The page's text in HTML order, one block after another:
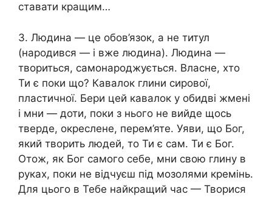
ставати кращим…
3. Людина — це обов’язок, а не титул
(народився — і вже людина). Людина —
твориться, самонароджується. Власне, хто
Ти є поки що? Кавалок глини сирової,
пластичної. Бери цей кавалок у обидві жмені
і мни — доти, поки з нього не вийде щось
тверде, окреслене, перем’яте. Уяви, що Бог,
який творить людей, то Ти є сам. Ти є Бог.
Отож, як Бог самого себе, мни свою глину в
руках, поки не відчуєш під мозолями кремінь.
Для цього в Тебе найкращий час — Творися